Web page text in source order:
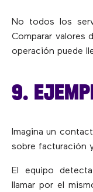
No todos los
Comparar valores
operación puede
9.
Imagina un
sobre facturación
El equipo
llamar por el